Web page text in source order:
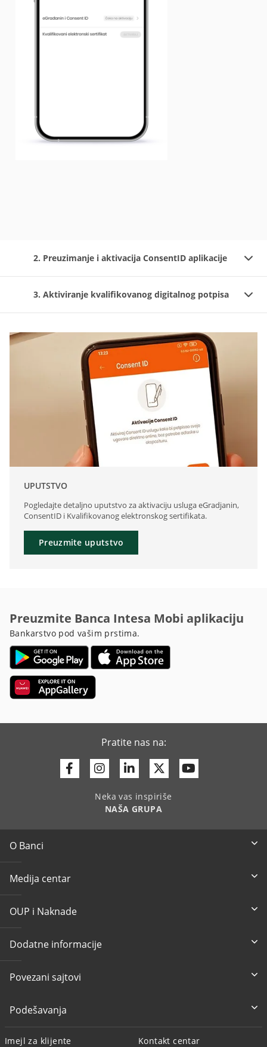
2. Preuzimanje i aktivacija ConsentID aplikacije
3. Aktiviranje kvalifikovanog digitalnog potpisa
UPUTSTVO
Pogledajte detaljno uputstvo za aktivaciju usluga eGradjanin,
ConsentID i Kvalifikovanog elektronskog sertifikata.
Preuzmite uputstvo
Preuzmite Banca Intesa Mobi aplikaciju
Bankarstvo pod vašim prstima.
Pratite nas na:
FacebookInstagram
LinkedinTwitter
Neka vas inspiriše
NAŠA GRUPA
O Banci
Medija centar
OUP i Naknade
Dodatne informacije
Povezani sajtovi
Podešavanja
Imejl za klijente
Kontakt centar